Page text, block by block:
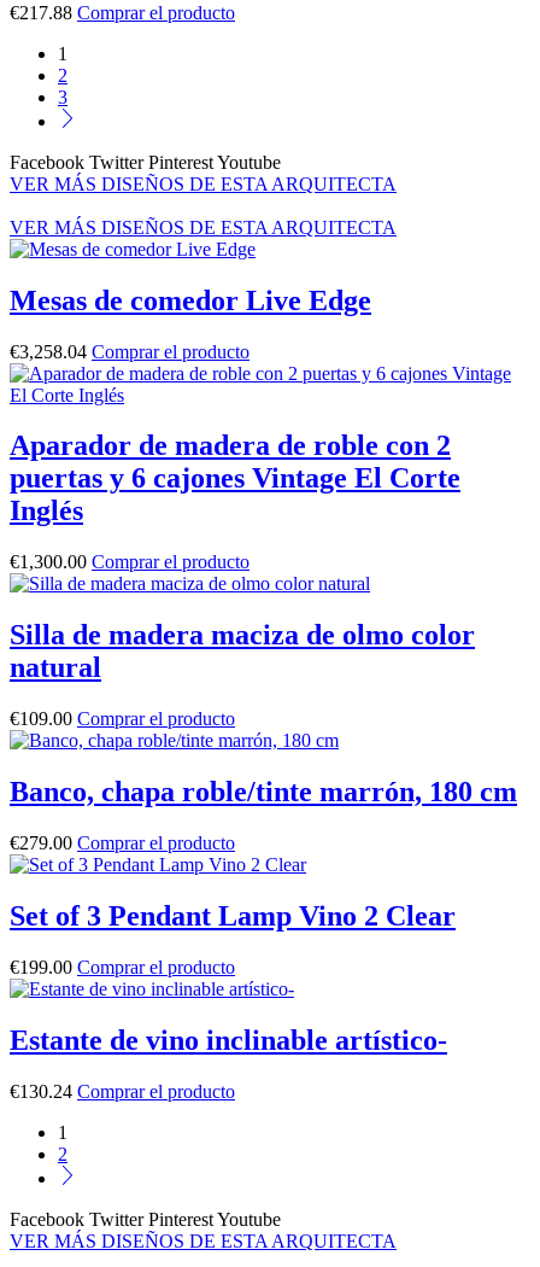
€217.88 Comprar el producto
1
2
3
Facebook Twitter PinterestYoutube
VER MÁS DISEÑOS DE ESTA ARQUITECTA
VER MÁS DISEÑOS DE ESTA ARQUITECTA
Mesas de comedor Live Edge
€3,258.04 Comprar el producto
Aparador de madera de roble con 2
puertas y 6 cajones Vintage El Corte
Inglés
€1,300.00 Comprar el producto
Silla de madera maciza de olmo color
natural
€109.00 Comprar el producto
Banco, chapa roble/tinte marrón, 180 cm
€279.00 Comprar el producto
Set of 3 Pendant Lamp Vino 2 Clear
€199.00 Comprar el producto
Estante de vino inclinable artístico-
€130.24 Comprar el producto
1
2
Facebook Twitter PinterestYoutube
VER MÁS DISEÑOS DE ESTA ARQUITECTA